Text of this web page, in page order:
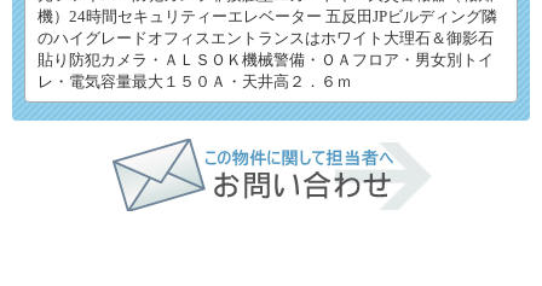
機）24時間セキュリティーエレベーター 五反田JPビルディング隣
のハイグレードオフィスエントランスはホワイト大理石＆御影石
貼り防犯カメラ・ＡＬＳＯＫ機械警備・ＯＡフロア・男女別トイ
レ・電気容量最大１５０Ａ・天井高２．６ｍ